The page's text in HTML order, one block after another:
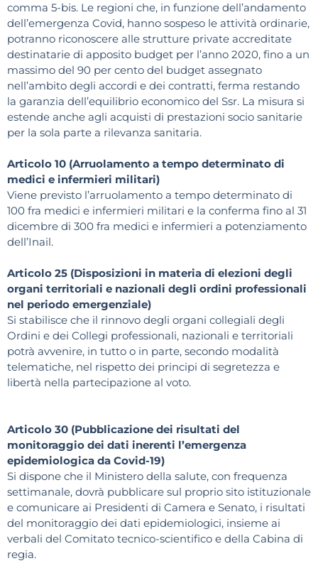
comma 5-bis. Le regioni che, in funzione dell’andamento
dell’emergenza Covid, hanno sospeso le attività ordinarie,
potranno riconoscere alle strutture private accreditate
destinatarie di apposito budget per l’anno 2020, fino a un
massimo del 90 per cento del budget assegnato
nell’ambito degli accordi e dei contratti, ferma restando
la garanzia dell’equilibrio economico del Ssr. La misura si
estende anche agli acquisti di prestazioni socio sanitarie
per la sola parte a rilevanza sanitaria.
Articolo 10 (Arruolamento a tempo determinato di
medici e infermieri militari)
Viene previsto l’arruolamento a tempo determinato di
100 fra medici e infermieri militari e la conferma fino al 31
dicembre di 300 fra medici e infermieri a potenziamento
dell’Inail.
Articolo 25 (Disposizioni in materia di elezioni degli
organi territoriali e nazionali degli ordini professionali
nel periodo emergenziale)
Si stabilisce che il rinnovo degli organi collegiali degli
Ordini e dei Collegi professionali, nazionali e territoriali
potrà avvenire, in tutto o in parte, secondo modalità
telematiche, nel rispetto dei principi di segretezza e
libertà nella partecipazione al voto.
Articolo 30 (Pubblicazione dei risultati del
monitoraggio dei dati inerenti l’emergenza
epidemiologica da Covid-19)
Si dispone che il Ministero della salute, con frequenza
settimanale, dovrà pubblicare sul proprio sito istituzionale
e comunicare ai Presidenti di Camera e Senato, i risultati
del monitoraggio dei dati epidemiologici, insieme ai
verbali del Comitato tecnico-scientifico e della Cabina di
regia.